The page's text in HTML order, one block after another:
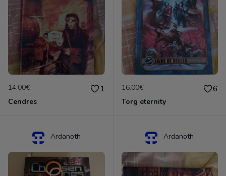
14.00€ 1
Cendres
16.00€ 6
Torg eternity
Ardanoth Ardanoth